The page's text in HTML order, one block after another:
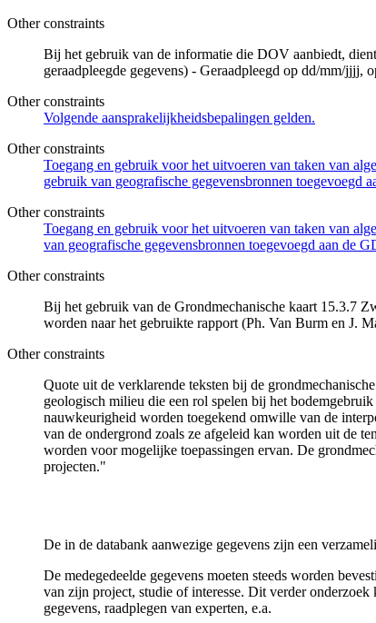
Other constraints
Bij het gebruik van de informatie die DOV aanbiedt,
geraadpleegde gegevens) - Geraadpleegd op dd/mm/jjjj,
Other constraints
Volgende aansprakelijkheidsbepalingen gelden.
Other constraints
Toegang en gebruik voor het uitvoeren van taken van
gebruik van geografische gegevensbronnen
Other constraints
Toegang en gebruik voor het uitvoeren van taken van
van geografische gegevensbronnen toegevoegd aan de
Other constraints
Bij het gebruik van de Grondmechanische kaart 15.3.7
worden naar het gebruikte rapport (Ph. Van Burm en J.
Other constraints
Quote uit de verklarende teksten bij de
geologisch milieu die een rol spelen bij het
nauwkeurigheid worden toegekend omwille van de
van de ondergrond zoals ze afgeleid kan worden uit de
worden voor mogelijke toepassingen ervan. De
projecten."
De in de databank aanwezige gegevens zijn een
De medegedeelde gegevens moeten steeds worden
van zijn project, studie of interesse. Dit verder
gegevens, raadplegen van experten, e.a.